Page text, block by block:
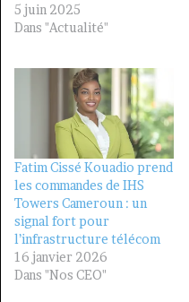
5 juin 2025
Dans "Actualité"
Fatim Cissé Kouadio prend
les commandes de IHS
Towers Cameroun : un
signal fort pour
l’infrastructure télécom
16 janvier 2026
Dans "Nos CEO"